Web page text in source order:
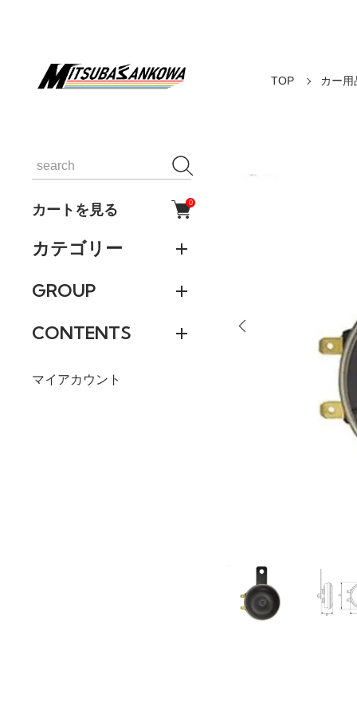
カートを見る 0
カテゴリー
GROUP
CONTENTS
マイアカウント
TOP カー用